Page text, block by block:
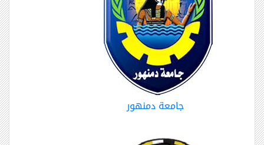
جامعة دمنهور